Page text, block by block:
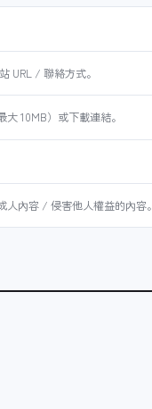
URL / 聯絡方式。
10MB）或下載連結。
內容 / 侵害他人權益的內容。